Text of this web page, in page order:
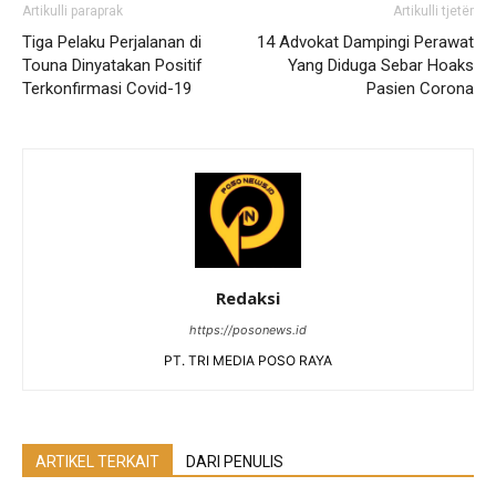
Artikulli paraprak
Tiga Pelaku Perjalanan di
Touna Dinyatakan Positif
Terkonfirmasi Covid-19
Artikulli tjetër
14 Advokat Dampingi Perawat
Yang Diduga Sebar Hoaks
Pasien Corona
Redaksi
https://posonews.id
PT. TRI MEDIA POSO RAYA
ARTIKEL TERKAIT DARI PENULIS